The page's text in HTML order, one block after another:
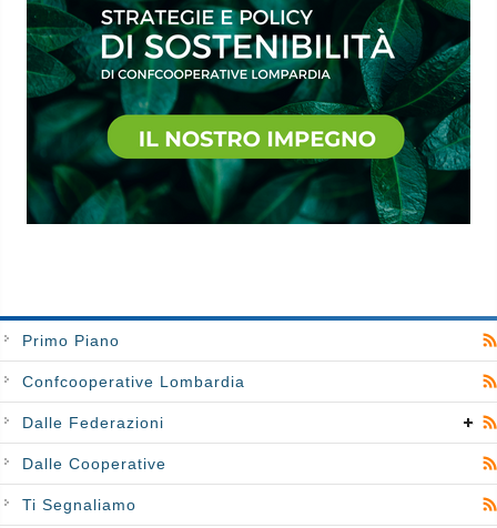
Primo Piano
Confcooperative Lombardia
Dalle Federazioni
Dalle Cooperative
Ti Segnaliamo